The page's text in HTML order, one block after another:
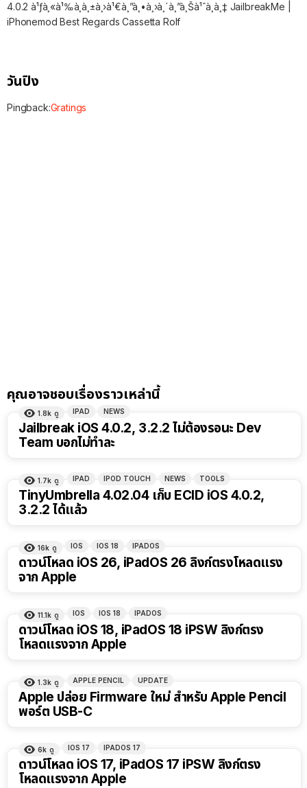
4.0.2 à¹ƒà¸«à¹‰à¸­à¸±à¸›à¹€à¸”à¸•à¸›à¸´à¸”à¸Šà¹ˆà¸­à¸‡ JailbreakMe |
iPhonemod Best Regards Cassetta Rolf
วันปิง
Pingback:Gratings
คุณอาจชอบเรื่องราวเหล่านี้
1.8k ดู IPAD NEWS
Jailbreak iOS 4.0.2, 3.2.2 ไม่ต้องรอนะ Dev
Team บอกไม่ทำละ
1.7k ดู IPAD IPOD TOUCH NEWS TOOLS
TinyUmbrella 4.02.04 เก็บ ECID iOS 4.0.2,
3.2.2 ได้แล้ว
16k ดู IOS IOS 18 IPADOS
ดาวน์โหลด iOS 26, iPadOS 26 ลิงก์ตรงโหลดแรง
จาก Apple
11.1k ดู IOS IOS 18 IPADOS
ดาวน์โหลด iOS 18, iPadOS 18 iPSW ลิงก์ตรง
โหลดแรงจาก Apple
1.3k ดู APPLE PENCIL UPDATE
Apple ปล่อย Firmware ใหม่ สำหรับ Apple Pencil
พอร์ต USB-C
6k ดู IOS 17 IPADOS 17
ดาวน์โหลด iOS 17, iPadOS 17 iPSW ลิงก์ตรง
โหลดแรงจาก Apple